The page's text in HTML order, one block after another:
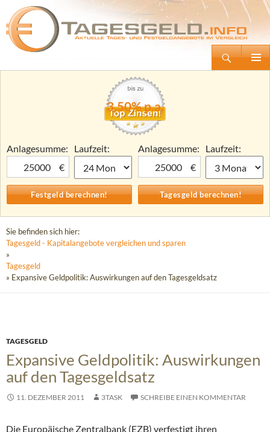
Tagesgeld.info – Tagesgeldkonten vergleichen und Tagesgeld-Zinsen berechnen
Zum
3,50% p.a.
Anlagesumme:
€
Laufzeit:
Anlagesumme:
€
Laufzeit:
Sie befinden sich hier:
Tagesgeld - Kapitalangebote vergleichen und sparen
»
Tagesgeld
» Expansive Geldpolitik: Auswirkungen auf den Tagesgeldsatz
TAGESGELD
Expansive Geldpolitik: Auswirkungen
auf den Tagesgeldsatz
11. DEZEMBER 2011 3TASK SCHREIBE EINEN KOMMENTAR
Die Europäische Zentralbank (EZB) verfestigt ihren